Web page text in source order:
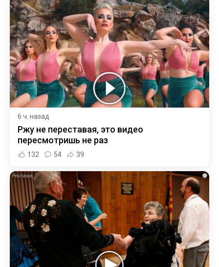
6 ч. назад
Ржу не переставая, это видео
пересмотришь не раз
132 54 39
i